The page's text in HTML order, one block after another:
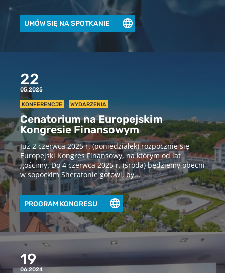
UMÓW SIĘ NA SPOTKANIE
22
05.2025
KONFERENCJE WYDARZENIA
Cenatorium na Europejskim
Kongresie Finansowym
Już 2 czerwca 2025 r. (poniedziałek) rozpocznie się
Europejski Kongres Finansowy, na którym od lat
gościmy. Do 4 czerwca 2025 r. (środa) będziemy obecni
w sopockim Sheratonie gotowi, by...
PROGRAM KONGRESU
19
06.2024